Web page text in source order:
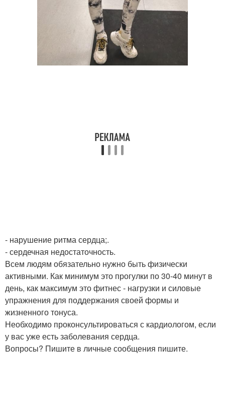
- нарушение ритма сердца;.
- сердечная недостаточность.
Всем людям обязательно нужно быть физически
активными. Как минимум это прогулки по 30-40 минут в
день, как максимум это фитнес - нагрузки и силовые
упражнения для поддержания своей формы и
жизненного тонуса.
Необходимо проконсультироваться с кардиологом, если
у вас уже есть заболевания сердца.
Вопросы? Пишите в личные сообщения пишите.